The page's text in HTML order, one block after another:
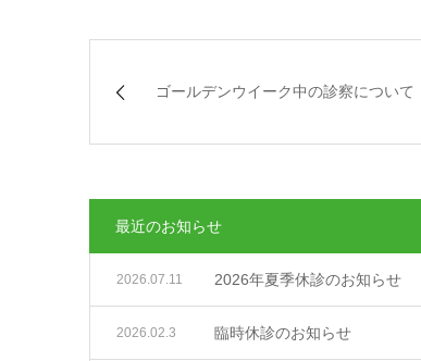
ゴールデンウイーク中の診察について
最近のお知らせ
2026年夏季休診のお知らせ
2026.07.11
臨時休診のお知らせ
2026.02.3